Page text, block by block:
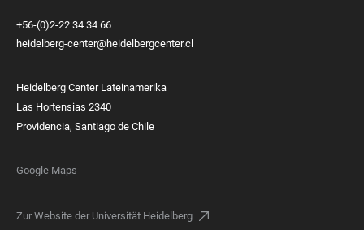
+56-(0)2-22 34 34 66
heidelberg-center@heidelbergcenter.cl
Heidelberg Center Lateinamerika
Las Hortensias 2340
Providencia, Santiago de Chile
Google Maps
Zur Website der Universität Heidelberg